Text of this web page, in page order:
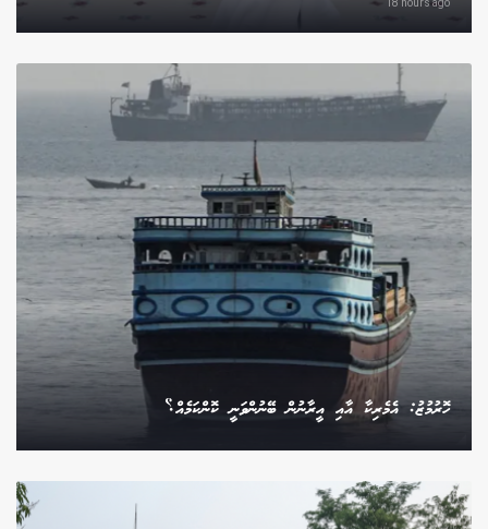
18 hours ago
ހޮރުމުޒު: އެމެރިކާ އާއި އީރާނުން ބޭނުންވަނީ ކޮންކަމެއް؟